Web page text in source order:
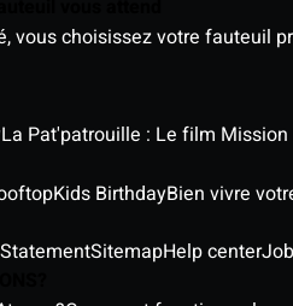
vous choisissez votre fauteuil
La Pat'patrouille : Le film Mission
Kids BirthdayBien vivre
SitemapHelp center